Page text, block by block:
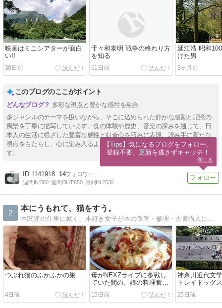
映画はミニシアターが面白
い!!
30日前
千々和泰明 戦争の終わり方
を知る
61日前
延江浩 昭和
けた男
3ヶ月前
このブログのここがポイント
多彩な視点と豊かな感性を融合
多ジャンルのテーマを扱いながら、そこに込められた静かな感動と記憶の
風景を丁寧に描写しています。食の体験や歴史、音楽の深みを通じて、日
本人の生活に根ざした豊富な感性と好奇心を巧みに表現。読み手に新たな
視点をもたらし、心に染み入るような鮮やかさを持たせているのが特徴で
す。
1141918 14
週間IN:580 週間OUT:850 月間IN:2530
2
本にうもれて、猫をすう。
本関連の仕事に就く、本好き女子が本の保管・修理・古書購入について語ったり、 実家の3匹の愛猫との暮らし・付き合い方について語ったりするブログ。 時々、自分のことを語ったりもする。
つぶれ猫のふかふかの巣
4日前
母がNEXZライブに参戦し
ていた間の、娘の料理奮闘
15日前
神奈川近代文
トレイドッグ
25日前
【Tips】気になるブログをフォロー。
登録不要。更新を逃さずキャッチ！
閉じる